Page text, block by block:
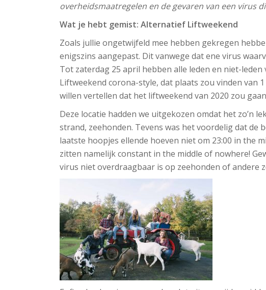
overheidsmaatregelen en de gevaren van een virus
Wat je hebt gemist: Alternatief Liftweekend
Zoals jullie ongetwijfeld mee hebben gekregen
enigszins aangepast. Dit vanwege dat ene virus
Tot zaterdag 25 april hebben alle leden en niet-
Liftweekend corona-style, dat plaats zou vinden van
willen vertellen dat het liftweekend van 2020 zou
Deze locatie hadden we uitgekozen omdat het zo’n
strand, zeehonden. Tevens was het voordelig dat de
laatste hoopjes ellende hoeven niet om 23:00 in the
zitten namelijk constant in the middle of nowhere!
virus niet overdraagbaar is op zeehonden of andere